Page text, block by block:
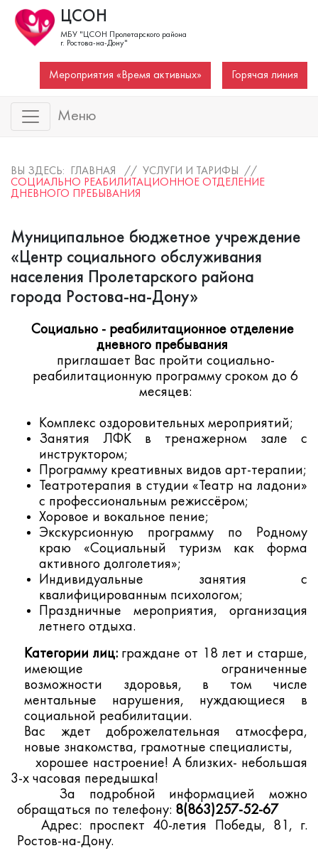
ЦСОН
МБУ "ЦСОН Пролетарского района
г. Ростова-на-Дону"
Мероприятия «Время активных» Горячая линия
Меню
ВЫ ЗДЕСЬ: ГЛАВНАЯ // УСЛУГИ И ТАРИФЫ
//
СОЦИАЛЬНО РЕАБИЛИТАЦИОННОЕ ОТДЕЛЕНИЕ
ДНЕВНОГО ПРЕБЫВАНИЯ
Муниципальное бюджетное учреждение
«Центр социального обслуживания
населения Пролетарского района
города Ростова-на-Дону»
Социально - реабилитационное отделение
дневного пребывания
приглашает Вас пройти социально-
реабилитационную программу сроком до 6
месяцев:
Комплекс оздоровительных мероприятий;
Занятия ЛФК в тренажерном зале с
инструктором;
Программу креативных видов арт-терапии;
Театротерапия в студии «Театр на ладони»
с профессиональным режиссёром;
Хоровое и вокальное пение;
Экскурсионную программу по Родному
краю «Социальный туризм как форма
активного долголетия»;
Индивидуальные занятия с
квалифицированным психологом;
Праздничные мероприятия, организация
летнего отдыха.
Категории лиц:граждане от 18 лет и старше,
имеющие ограниченные
возможности здоровья, в том числе
ментальные нарушения, нуждающиеся в
социальной реабилитации.
Вас ждет доброжелательная атмосфера,
новые знакомства, грамотные специалисты,
хорошее настроение! А близких- небольшая
3-х часовая передышка!
За подробной информацией можно
обращаться по телефону: 8(863)257-52-67
Адрес: проспект 40-летия Победы, 81, г.
Ростов-на-Дону.